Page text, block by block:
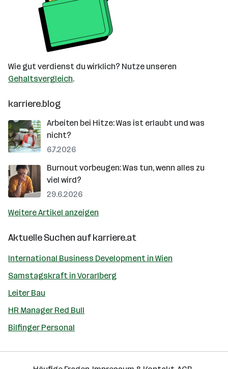
Wie gut verdienst du wirklich? Nutze unseren
Gehaltsvergleich.
karriere.blog
Arbeiten bei Hitze: Was ist erlaubt und was
nicht?
6.7.2026
Burnout vorbeugen: Was tun, wenn alles zu
viel wird?
29.6.2026
Weitere Artikel anzeigen
Aktuelle Suchen aufkarriere.at
International Business Development in Wien
Samstagskraft in Vorarlberg
Leiter Bau
HR Manager Red Bull
Bilfinger Personal